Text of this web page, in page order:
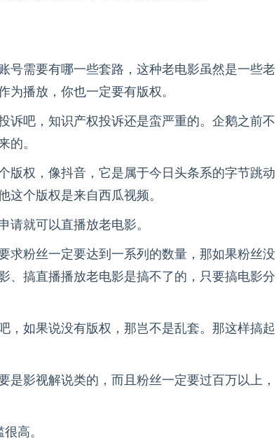
号需要有哪一些套路，这种老电影虽然是一些老
为播放，你也一定要有版权。
诉吧，知识产权投诉还是蛮严重的。企鹅之前不
的。
版权，像抖音，它是属于今日头条系的字节跳动
这个版权是来自西瓜视频。
请就可以直播放老电影。
求粉丝一定要达到一系列的数量，那如果粉丝没
、搞直播播放老电影是搞不了的，只要搞电影分
，如果说没有版权，那岂不是乱套。那这样搞起
是影视解说类的，而且粉丝一定要过百万以上，
高。